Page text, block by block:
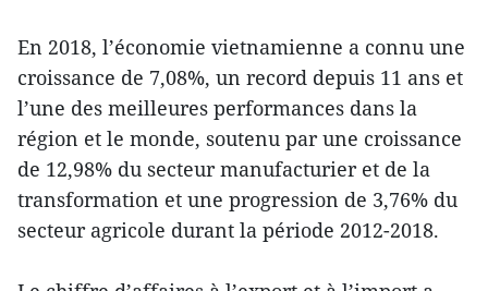
En 2018, l’économie vietnamienne a connu une
croissance de 7,08%, un record depuis 11 ans et
l’une des meilleures performances dans la
région et le monde, soutenu par une croissance
de 12,98% du secteur manufacturier et de la
transformation et une progression de 3,76% du
secteur agricole durant la période 2012-2018.